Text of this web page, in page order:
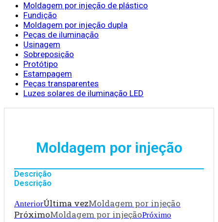
Moldagem por injeção de plástico
Fundição
Moldagem por injeção dupla
Peças de iluminação
Usinagem
Sobreposição
Protótipo
Estampagem
Peças transparentes
Luzes solares de iluminação LED
Moldagem por injeção
Descrição
Descrição
AnteriorÚltima vezMoldagem por injeção
PróximoMoldagem por injeçãoPróximo